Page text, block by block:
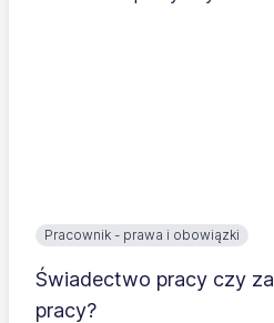
Pracownik - prawa i obowiązki
Świadectwo pracy czy
pracy?